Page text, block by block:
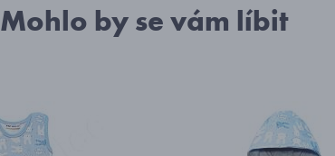
Mohlo by se vám líbit